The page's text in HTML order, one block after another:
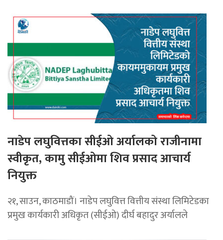
नाडेप लघुवित्तका सीईओ अर्यालको राजीनामा
स्वीकृत, कामु सीईओमा शिव प्रसाद आचार्य
नियुक्त
२१, साउन, काठमाडौं। नाडेप लघुवित्त वित्तीय संस्था लिमिटेडका
प्रमुख कार्यकारी अधिकृत (सीईओ) दीर्घ बहादुर अर्यालले